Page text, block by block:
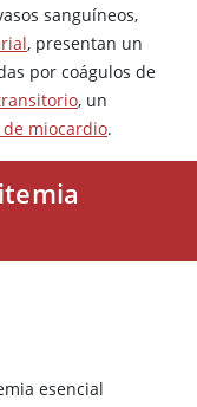
sanguíneos,
, presentan un
por coágulos de
, un
miocardio.
esencial